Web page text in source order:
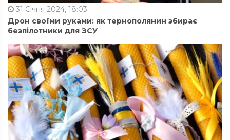
31 Січня 2024, 18:03
Дрон своїми руками: як тернополянин збирає
безпілотники для ЗСУ